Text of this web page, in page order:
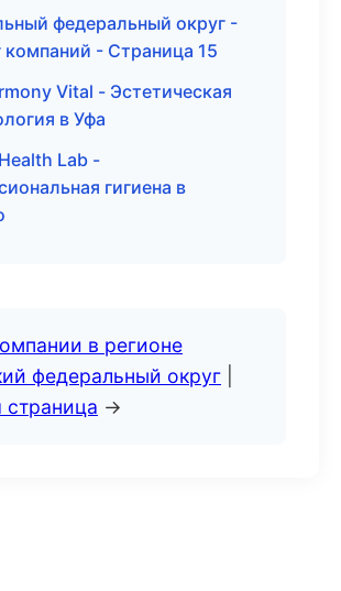
федеральный округ -
компаний - Страница 15
Vital - Эстетическая
в Уфа
Lab -
гигиена в
в регионе
федеральный округ
страница →